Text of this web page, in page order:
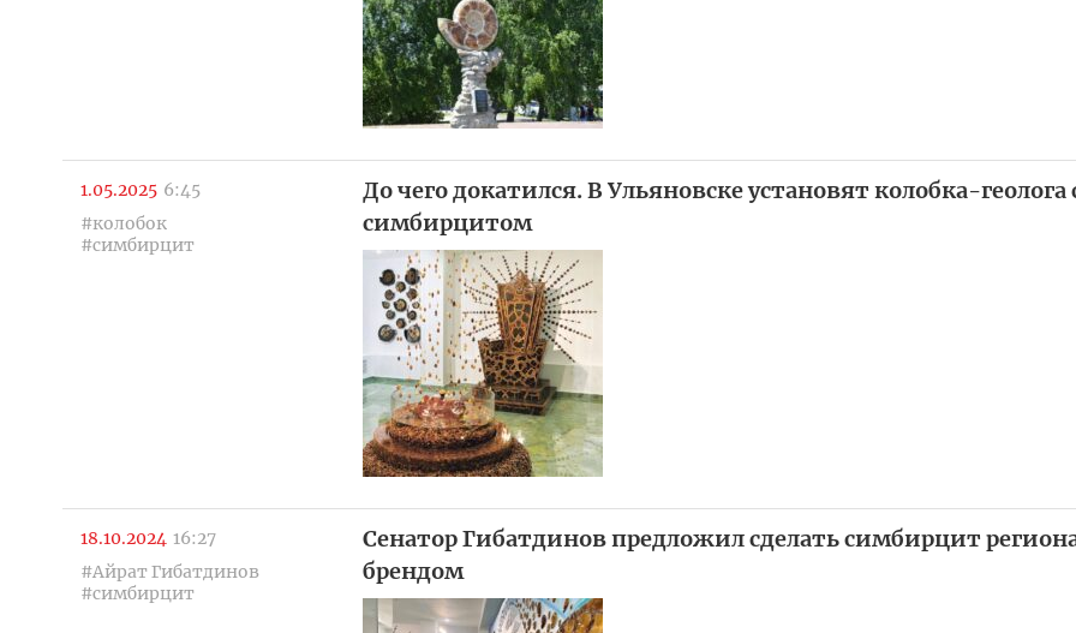
1.05.2025 6:45
#колобок
#симбирцит
До чего докатился. В Ульяновске установят колобка-геолога
симбирцитом
18.10.2024 16:27
#Айрат Гибатдинов
#симбирцит
Сенатор Гибатдинов предложил сделать симбирцит
брендом